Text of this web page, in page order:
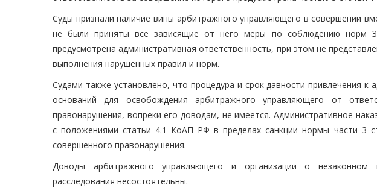
Суды признали наличие вины арбитражного управляющего в совершении
не были приняты все зависящие от него меры по соблюдению норм
предусмотрена административная ответственность, при этом не
выполнения нарушенных правил и норм.
Судами также установлено, что процедура и срок давности привлечения к
оснований для освобождения арбитражного управляющего от
правонарушения, вопреки его доводам, не имеется. Административное
с положениями статьи 4.1 КоАП РФ в пределах санкции нормы части 3
совершенного правонарушения.
Доводы арбитражного управляющего и организации о незаконном
расследования несостоятельны.